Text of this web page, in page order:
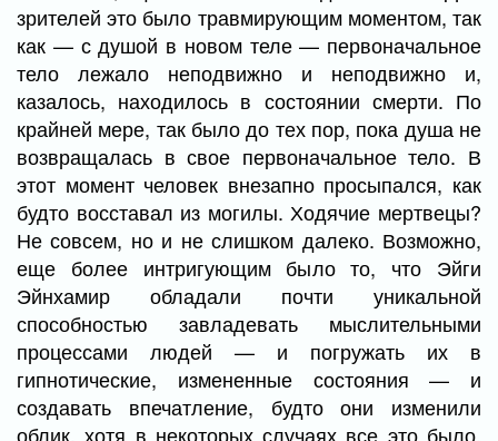
зрителей это было травмирующим моментом, так
как — с душой в новом теле — первоначальное
тело лежало неподвижно и неподвижно и,
казалось, находилось в состоянии смерти. По
крайней мере, так было до тех пор, пока душа не
возвращалась в свое первоначальное тело. В
этот момент человек внезапно просыпался, как
будто восставал из могилы. Ходячие мертвецы?
Не совсем, но и не слишком далеко. Возможно,
еще более интригующим было то, что Эйги
Эйнхамир обладали почти уникальной
способностью завладевать мыслительными
процессами людей — и погружать их в
гипнотические, измененные состояния — и
создавать впечатление, будто они изменили
облик, хотя в некоторых случаях все это было,